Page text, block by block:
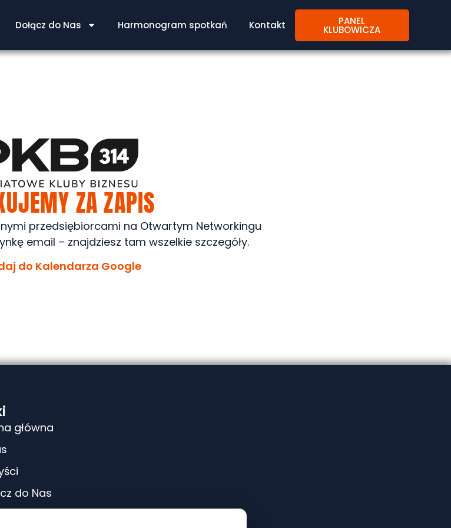
Dołącz do Nas Harmonogram spotkań Kontakt PANEL
KLUBOWICZA
ZA ZAPIS
przedsiębiorcami na Otwartym Networkingu
email – znajdziesz tam wszelkie szczegóły.
do Kalendarza Google
główna
do Nas